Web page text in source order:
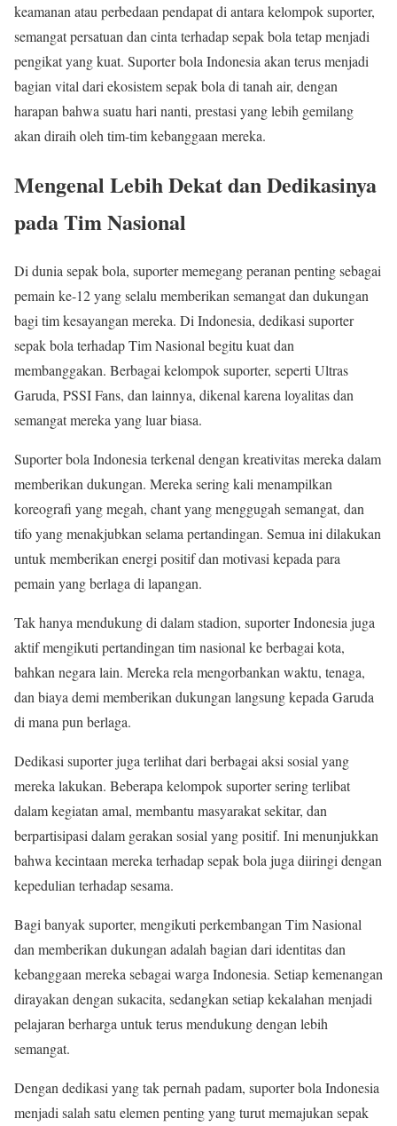
keamanan atau perbedaan pendapat di antara kelompok suporter,
semangat persatuan dan cinta terhadap sepak bola tetap menjadi
pengikat yang kuat. Suporter bola Indonesia akan terus menjadi
bagian vital dari ekosistem sepak bola di tanah air, dengan
harapan bahwa suatu hari nanti, prestasi yang lebih gemilang
akan diraih oleh tim-tim kebanggaan mereka.
Mengenal Lebih Dekat dan Dedikasinya
pada Tim Nasional
Di dunia sepak bola, suporter memegang peranan penting sebagai
pemain ke-12 yang selalu memberikan semangat dan dukungan
bagi tim kesayangan mereka. Di Indonesia, dedikasi suporter
sepak bola terhadap Tim Nasional begitu kuat dan
membanggakan. Berbagai kelompok suporter, seperti Ultras
Garuda, PSSI Fans, dan lainnya, dikenal karena loyalitas dan
semangat mereka yang luar biasa.
Suporter bola Indonesia terkenal dengan kreativitas mereka dalam
memberikan dukungan. Mereka sering kali menampilkan
koreografi yang megah, chant yang menggugah semangat, dan
tifo yang menakjubkan selama pertandingan. Semua ini dilakukan
untuk memberikan energi positif dan motivasi kepada para
pemain yang berlaga di lapangan.
Tak hanya mendukung di dalam stadion, suporter Indonesia juga
aktif mengikuti pertandingan tim nasional ke berbagai kota,
bahkan negara lain. Mereka rela mengorbankan waktu, tenaga,
dan biaya demi memberikan dukungan langsung kepada Garuda
di mana pun berlaga.
Dedikasi suporter juga terlihat dari berbagai aksi sosial yang
mereka lakukan. Beberapa kelompok suporter sering terlibat
dalam kegiatan amal, membantu masyarakat sekitar, dan
berpartisipasi dalam gerakan sosial yang positif. Ini menunjukkan
bahwa kecintaan mereka terhadap sepak bola juga diiringi dengan
kepedulian terhadap sesama.
Bagi banyak suporter, mengikuti perkembangan Tim Nasional
dan memberikan dukungan adalah bagian dari identitas dan
kebanggaan mereka sebagai warga Indonesia. Setiap kemenangan
dirayakan dengan sukacita, sedangkan setiap kekalahan menjadi
pelajaran berharga untuk terus mendukung dengan lebih
semangat.
Dengan dedikasi yang tak pernah padam, suporter bola Indonesia
menjadi salah satu elemen penting yang turut memajukan sepak